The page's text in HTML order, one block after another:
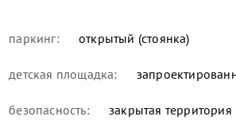
паркинг: открытый (стоянка)
детская площадка:
безопасность: закрытая территория